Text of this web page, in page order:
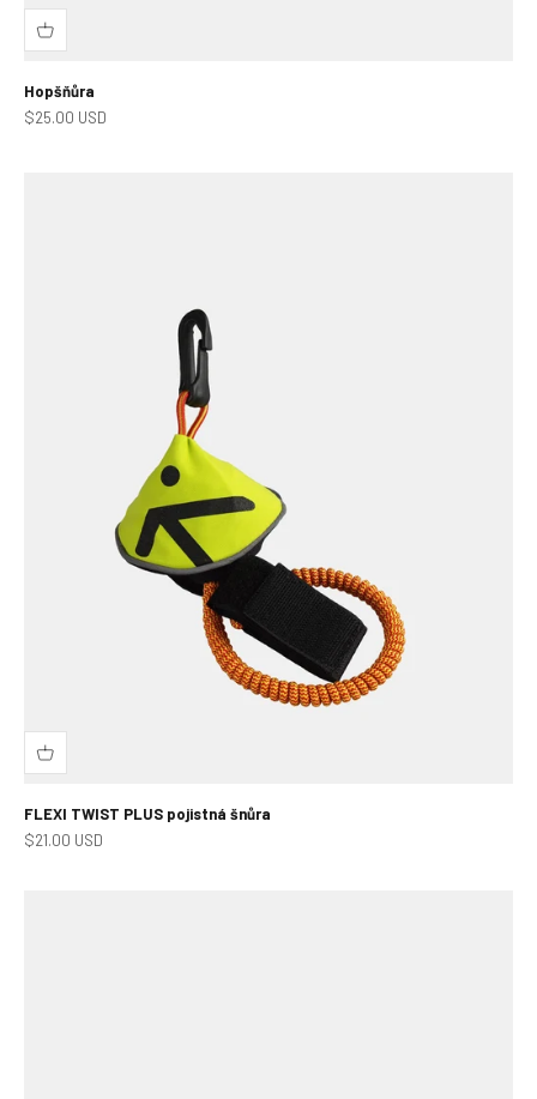
Hopšňůra
Prodejní cena
$25.00 USD
FLEXI TWIST PLUS pojistná šnůra
Prodejní cena
$21.00 USD